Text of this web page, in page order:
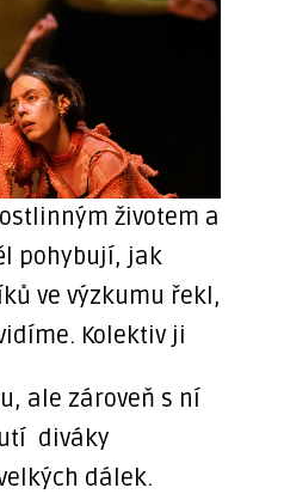
životem a
pohybují, jak
ve výzkumu řekl,
Kolektiv ji
ale zároveň s ní
diváky
dálek.